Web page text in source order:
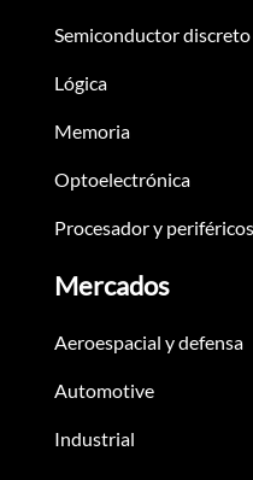
Semiconductor discreto
Lógica
Memoria
Optoelectrónica
Procesador y periféricos
Mercados
Aeroespacial y defensa
Automotive
Industrial